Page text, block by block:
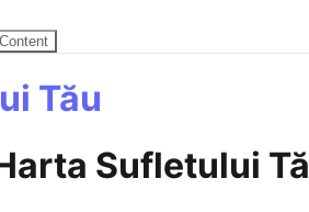
Content
Tău
Sufletului